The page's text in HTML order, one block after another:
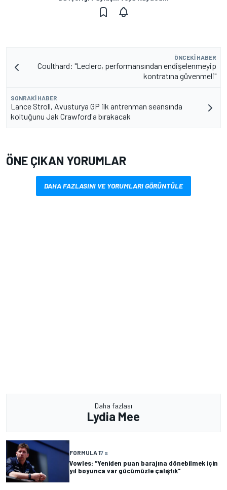
ÖNCEKI HABER
Coulthard: "Leclerc, performansından endişelenmeyip
kontratına güvenmeli"
SONRAKI HABER
Lance Stroll, Avusturya GP ilk antrenman seansında
koltuğunu Jak Crawford'a bırakacak
ÖNE ÇIKAN YORUMLAR
DAHA FAZLASINI VE YORUMLARI GÖRÜNTÜLE
Daha fazlası
Lydia Mee
FORMULA 17 s
Vowles: “Yeniden puan barajına dönebilmek için
yıl boyunca var gücümüzle çalıştık"